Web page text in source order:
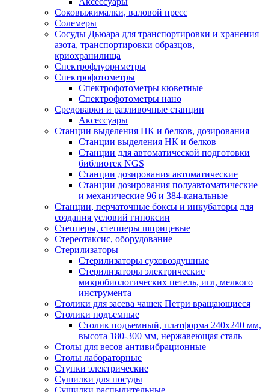
Соковыжималки, валовой пресс
Солемеры
Сосуды Дьюара для транспортировки и хранения
азота, транспортировки образцов,
криохранилища
Спектрофлуориметры
Спектрофотометры
Спектрофотометры кюветные
Спектрофотометры нано
Средоварки и разливочные станции
Аксессуары
Станции выделения НК и белков, дозирования
Станции выделения НК и белков
Станции для автоматической подготовки
библиотек NGS
Станции дозирования автоматические
Станции дозирования полуавтоматические
и механические 96 и 384-канальные
Станции, перчаточные боксы и инкубаторы для
создания условий гипоксии
Степперы, степперы шприцевые
Стереотаксис, оборудование
Стерилизаторы
Стерилизаторы суховоздушные
Стерилизаторы электрические
микробиологических петель, игл, мелкого
инструмента
Столики для засева чашек Петри вращающиеся
Столики подъемные
Столик подъемный, платформа 240х240 мм,
высота 180-300 мм, нержавеющая сталь
Столы для весов антивибрационные
Столы лабораторные
Ступки электрические
Сушилки для посуды
Сушилки распылительные